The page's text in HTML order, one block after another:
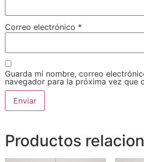
Correo electrónico *
Guarda mi nombre, correo
navegador para la próxima vez que
Productos